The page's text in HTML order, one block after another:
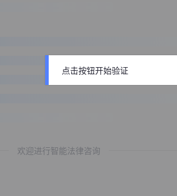
欢迎进行智能法律咨询
点击按钮开始验证